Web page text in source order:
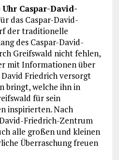
Caspar-David-
das Caspar-David-
der traditionelle
des Caspar-David-
Greifswald nicht fehlen,
mit Informationen über
David Friedrich versorgt
bringt, welche ihn in
für sein
inspirierten. Nach
Friedrich-Zentrum
alle großen und kleinen
Überraschung freuen